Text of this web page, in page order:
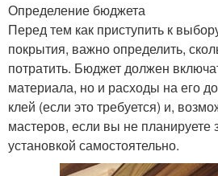
Определение бюджета
Перед тем как приступить к
покрытия, важно определить,
потратить. Бюджет должен
материала, но и расходы на его
клей (если это требуется) и,
мастеров, если вы не планируете
установкой самостоятельно.